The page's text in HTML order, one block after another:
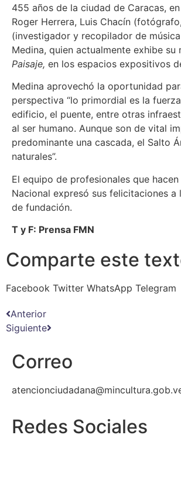
455 años de la ciudad de Caracas,
Roger Herrera, Luis Chacín
(investigador y recopilador de
Medina, quien actualmente exhibe su
Paisaje, en los espacios expositivos
Medina aprovechó la oportunidad
perspectiva “lo primordial es la
edificio, el puente, entre otras
al ser humano. Aunque son de vital
predominante una cascada, el Salto
naturales”.
El equipo de profesionales que
Nacional expresó sus felicitaciones
de fundación.
T y F: Prensa FMN
Comparte este
Facebook Twitter WhatsApp Telegram
Anterior
Siguiente
Correo
Redes Sociales